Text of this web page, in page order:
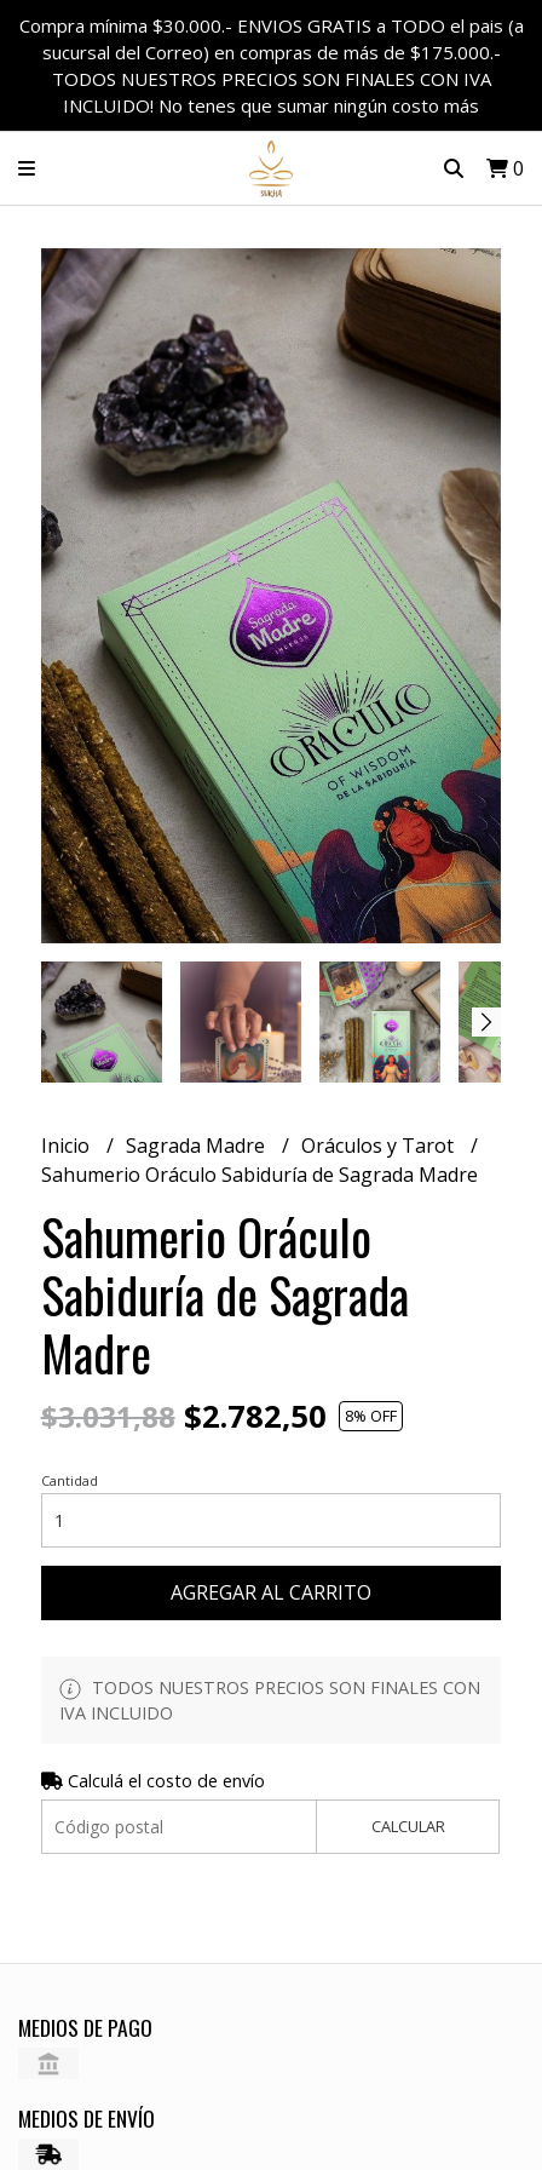
Compra mínima $30.000.- ENVIOS GRATIS a TODO el pais (a
sucursal del Correo) en compras de más de $175.000.-
TODOS NUESTROS PRECIOS SON FINALES CON IVA
INCLUIDO! No tenes que sumar ningún costo más
0
Inicio Sagrada Madre
Oráculos y Tarot
Sahumerio Oráculo Sabiduría de Sagrada Madre
Sahumerio Oráculo
Sabiduría de Sagrada
Madre
$3.031,88$2.782,50 8% OFF
Cantidad
AGREGAR AL CARRITO
TODOS NUESTROS PRECIOS SON FINALES CON
IVA INCLUIDO
Calculá el costo de envío
CALCULAR
MEDIOS DE PAGO
MEDIOS DE ENVÍO